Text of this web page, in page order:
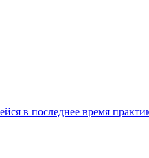
в последнее время